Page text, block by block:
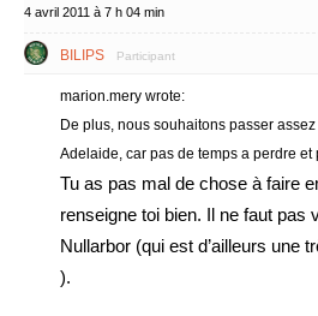
4 avril 2011 à 7 h 04 min
BILIPS Participant
marion.mery wrote:
De plus, nous souhaitons passer
Adelaide, car pas de temps a perdre
Tu as pas mal de chose à faire
renseigne toi bien. Il ne faut pas
Nullarbor (qui est d’ailleurs une
).